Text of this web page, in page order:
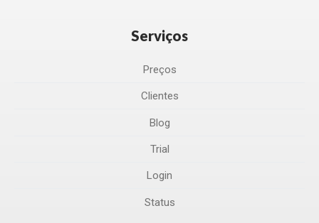
Serviços
Preços
Clientes
Blog
Trial
Login
Status